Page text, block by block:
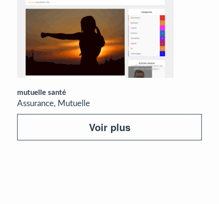
mutuelle santé
Assurance, Mutuelle
Voir plus